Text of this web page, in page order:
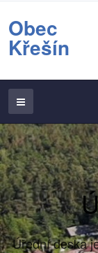
Obec
Křešín
Úřední deska